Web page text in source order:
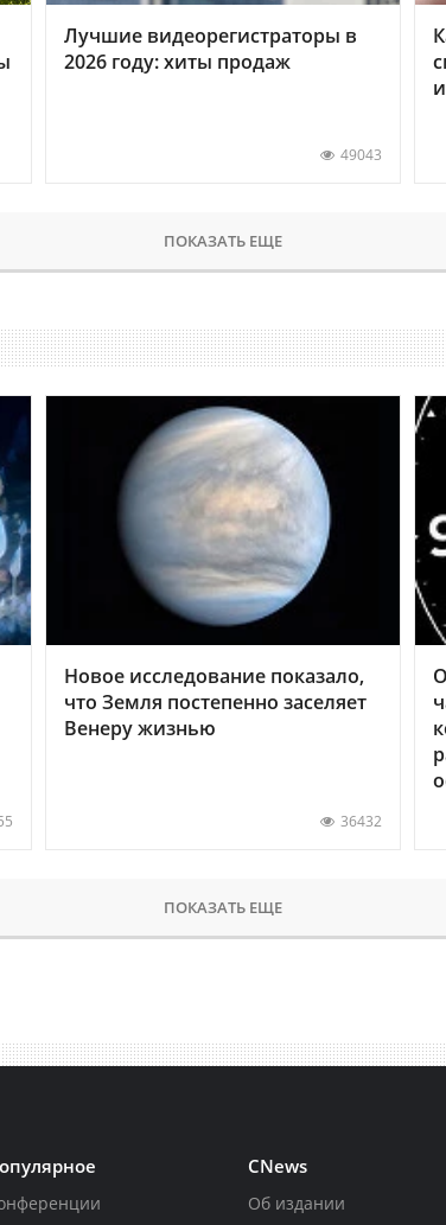
Лучшие видеорегистраторы в
2026 году: хиты продаж
49043
ПОКАЗАТЬ ЕЩЕ
Новое исследование показало,
что Земля постепенно заселяет
Венеру жизнью
36432
ПОКАЗАТЬ ЕЩЕ
CNews
Об издании